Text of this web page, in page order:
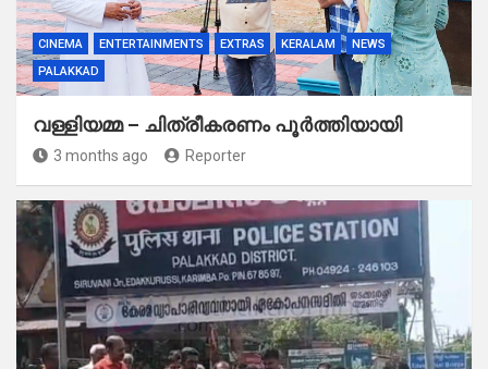
CINEMA ENTERTAINMENTS EXTRAS KERALAM
NEWS
PALAKKAD
വള്ളിയമ്മ – ചിത്രീകരണം പൂർത്തിയായി
3 months ago Reporter